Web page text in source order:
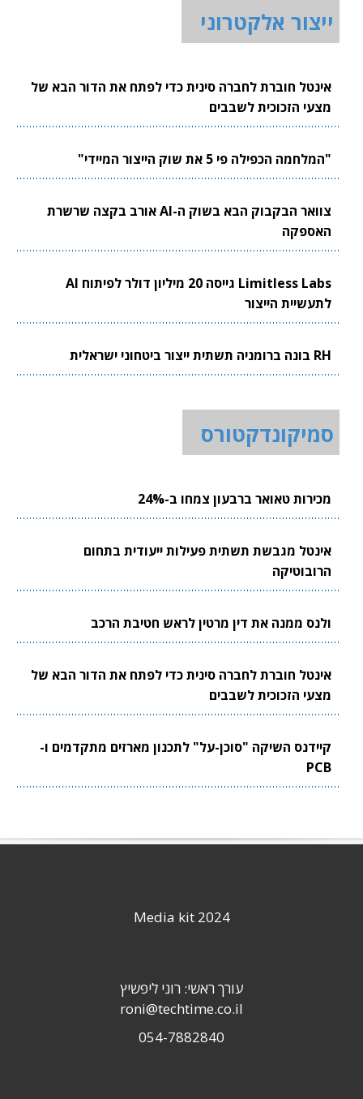
ייצור אלקטרוני
אינטל חוברת לחברה סינית כדי לפתח את הדור הבא של
מצעי הזכוכית לשבבים
"המלחמה הכפילה פי 5 את שוק הייצור המיידי"
צוואר הבקבוק הבא בשוק ה-AI אורב בקצה שרשרת
האספקה
Limitless Labs גייסה 20 מיליון דולר לפיתוח AI
לתעשיית הייצור
RH בונה ברומניה תשתית ייצור ביטחוני ישראלית
סמיקונדקטורס
מכירות טאואר ברבעון צמחו ב-24%
אינטל מגבשת תשתית פעילות ייעודית בתחום
הרובוטיקה
ולנס ממנה את דין מרטין לראש חטיבת הרכב
אינטל חוברת לחברה סינית כדי לפתח את הדור הבא של
מצעי הזכוכית לשבבים
קיידנס השיקה "סוכן-על" לתכנון מארזים מתקדמים ו-
PCB
Media kit 2024
עורך ראשי: רוני ליפשיץ
roni@techtime.co.il
054-7882840